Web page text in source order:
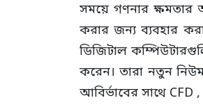
সময়ে গণনার ক্ষমতার
করার জন্য ব্যবহার
ডিজিটাল
করেন। তারা নতুন
আবির্ভাবের সাথে CFD